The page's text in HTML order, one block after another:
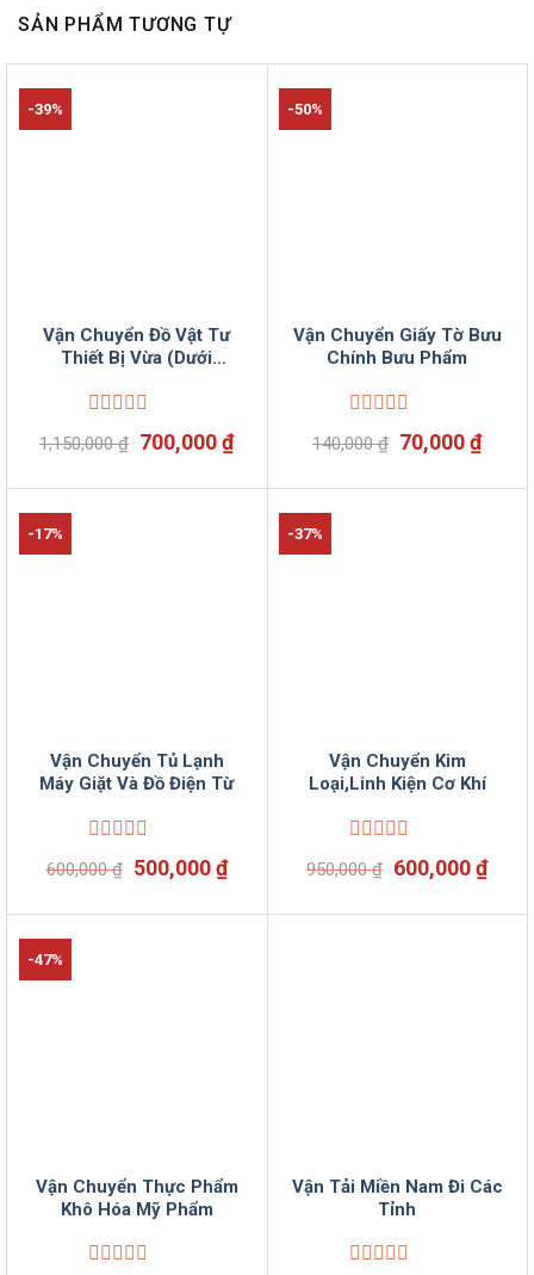
SẢN PHẨM TƯƠNG TỰ
-39%
Vận Chuyển Đồ Vật Tư
Thiết Bị Vừa (Dưới
Được
xếp
0
1,150,000₫ Giá
là:
700,000₫Giá
tại
700,000 ₫.
-50%
Vận Chuyển Giấy Tờ Bưu
Chính Bưu Phẩm
Được
xếp
0
140,000₫ Giá
gốc
là:
70,000₫Giá
tại
-17%
Vận Chuyển Tủ Lạnh
Máy Giặt Và Đồ Điện Từ
Được
xếp
0
600,000₫ Giá
là:
500,000₫Giá
hiện
tại
-37%
Vận Chuyển Kim
Loại,Linh Kiện Cơ Khí
Được
xếp
0
950,000₫ Giá
gốc
là:
600,000₫Giá
hiện
tại
-47%
Vận Chuyển Thực Phẩm
Khô Hóa Mỹ Phẩm
Vận Tải Miền Nam Đi Các
Tỉnh